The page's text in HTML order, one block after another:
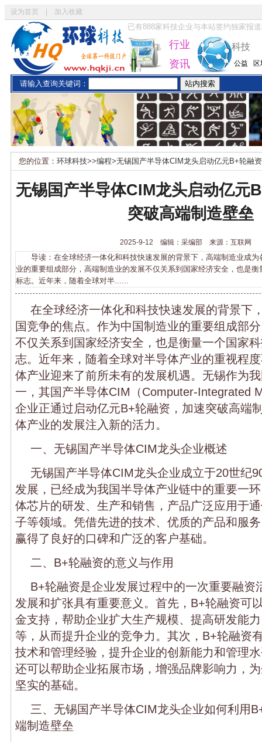
设为首页 加入收藏
已有888家科技企业与本站签约独家报
行业
资讯
科技
公益
请输入查询关键词：
您的位置： 环球科技>>编程>无锡国产半导体CIM龙头启动亿元B+轮融
无锡国产半导体CIM龙头启动亿元
突破高端制造壁垒
2025-9-12 编辑：采编部 来源：互联网
导读：在全球经济一体化和科技快速发展的背景下，高端制造业成为
业的重要组成部分，高端制造业的发展不仅关系到国家经济安全，也是
标志。近年来，随着全球对半......
在全球经济一体化和科技快速发展的背景下
国竞争的焦点。作为中国制造业的重要组成部
不仅关系到国家经济安全，也是衡量一个国家
志。近年来，随着全球对半导体产业的重视程
体产业迎来了前所未有的发展机遇。无锡作为
一，其国产半导体CIM（Computer-Integrated
企业正通过启动亿元B+轮融资，加速突破高端
体产业的发展注入新的活力。
一、无锡国产半导体CIM龙头企业概述
无锡国产半导体CIM龙头企业成立于20世纪
发展，已经成为我国半导体产业链中的重要一
体芯片的研发、生产和销售，产品广泛应用于
子等领域。凭借先进的技术、优质的产品和服
赢得了良好的口碑和广泛的客户基础。
二、B+轮融资的意义与作用
B+轮融资是企业发展过程中的一次重要融资
发展和扩张具有重要意义。首先，B+轮融资可
金支持，帮助企业扩大生产规模、提高研发能
等，从而提升企业的竞争力。其次，B+轮融资
技术和管理经验，提升企业的创新能力和管理
还可以帮助企业拓展市场，增强品牌影响力，
坚实的基础。
三、无锡国产半导体CIM龙头企业如何利用
端制造壁垒